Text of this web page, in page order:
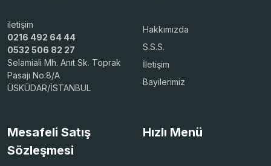
iletişim
0216 492 64 44
0532 506 82 27
Selamiali Mh. Anıt Sk. Toprak
Pasajı No:8/A
ÜSKÜDAR/İSTANBUL
Hakkımızda
S.S.S.
İletişim
Bayilerimiz
Mesafeli Satış
Sözleşmesi
Hızlı Menü